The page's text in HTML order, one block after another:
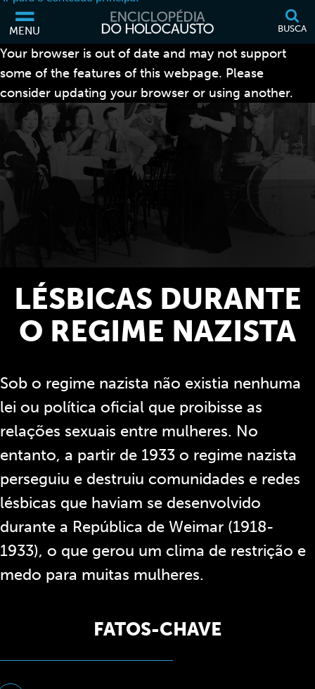
MENU BUSCA
Your browser is out of date and may not support
some of the features of this webpage. Please
consider updating your browser or using another.
LÉSBICAS DURANTE
O REGIME NAZISTA
Sob o regime nazista não existia nenhuma
lei ou política oficial que proibisse as
relações sexuais entre mulheres. No
entanto, a partir de 1933 o regime nazista
perseguiu e destruiu comunidades e redes
lésbicas que haviam se desenvolvido
durante a República de Weimar (1918-
1933), o que gerou um clima de restrição e
medo para muitas mulheres.
FATOS-CHAVE